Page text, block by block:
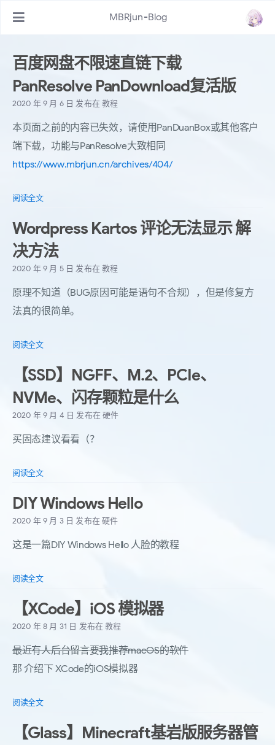
MBRjun-Blog
百度网盘不限速直链下载
PanResolve PanDownload复活版
2020 年 9 月 6 日 发布在教程
本页面之前的内容已失效，请使用PanDuanBox或其他客户
端下载，功能与PanResolve大致相同
https://www.mbrjun.cn/archives/404/
阅读全文
Wordpress Kartos 评论无法显示 解
决方法
2020 年 9 月 5 日 发布在教程
原理不知道（BUG原因可能是语句不合规），但是修复方
法真的很简单。
阅读全文
【SSD】NGFF、M.2、PCIe、
NVMe、闪存颗粒是什么
2020 年 9 月 4 日 发布在硬件
买固态建议看看（？
阅读全文
DIY Windows Hello
2020 年 9 月 3 日 发布在硬件
这是一篇DIY Windows Hello 人脸的教程
阅读全文
【XCode】iOS 模拟器
2020 年 8 月 31 日 发布在教程
最近有人后台留言要我推荐macOS的软件
那 介绍下 XCode的iOS模拟器
阅读全文
【Glass】Minecraft基岩版服务器管